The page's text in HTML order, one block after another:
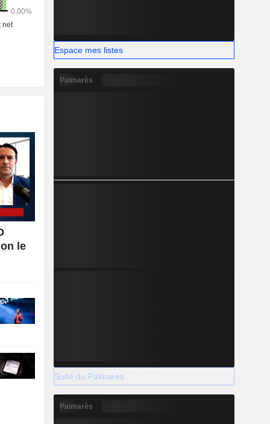
le
Espace mes listes
Palmarès
Suite du Palmarès
Palmarès